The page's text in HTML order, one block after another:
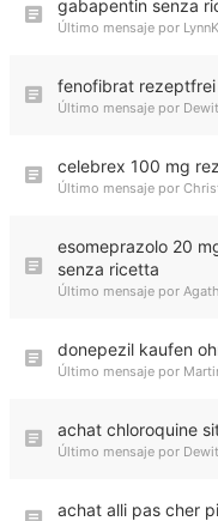
gabapentin senza
Último mensaje por
fenofibrat
Último mensaje por
celebrex 100 mg
Último mensaje por
esomeprazolo 20
senza ricetta
Último mensaje por
donepezil kaufen
Último mensaje por
achat chloroquine
Último mensaje por
achat alli pas cher